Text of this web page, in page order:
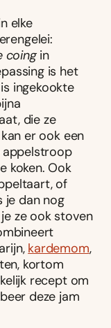
elke
coingin
is het
ingekookte
die ze
er ook een
appelstroop
koken. Ook
of
je dan nog
ze ook stoven
kardemom,
kortom
recept om
deze jam